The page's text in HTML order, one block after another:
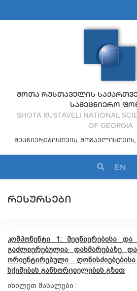
ᲨᲝᲗᲐ ᲠᲣᲡᲗᲐᲕᲔᲚᲘᲡ
ᲡᲐᲛᲔᲪᲜᲘᲔᲠᲝ
SHOTA RUSTAVELI NATIONAL
OF GEORGIA
ᲛᲔᲪᲜᲘᲔᲠᲔᲑᲘᲡᲗᲕᲘᲡ,
EN
ᲠᲔᲡᲣᲠᲡᲔᲑᲘ
კომპონენტი 1: მეცნიერებისა და
გაძლიერებულია დახმარებაზე
ორიენტირებული
სქემების განხორციელების გზით
იხილეთ მასალები :